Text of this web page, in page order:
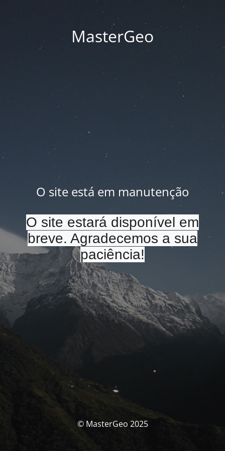
MasterGeo
O site está em manutenção
O site estará disponível em
breve. Agradecemos a sua
paciência!
© MasterGeo 2025